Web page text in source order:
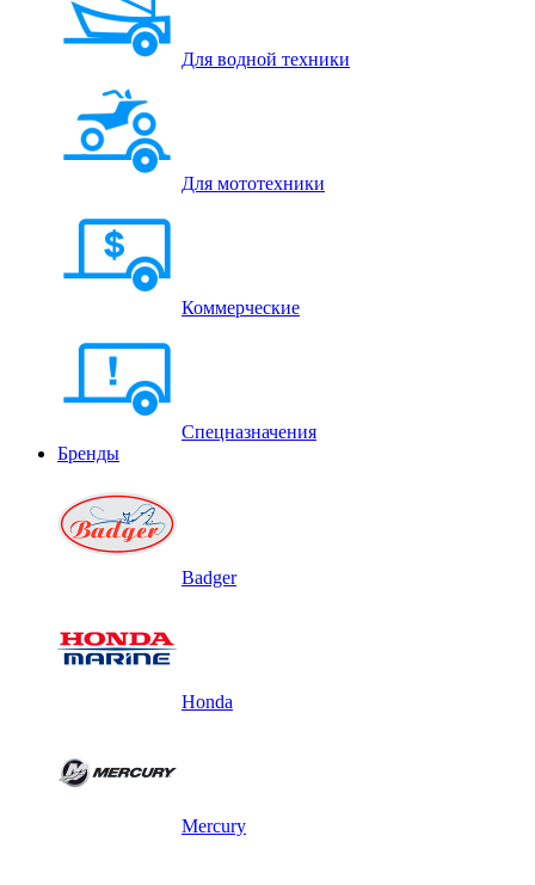
Для водной техники
Для мототехники
Коммерческие
Спецназначения
Бренды
Badger
Honda
Mercury